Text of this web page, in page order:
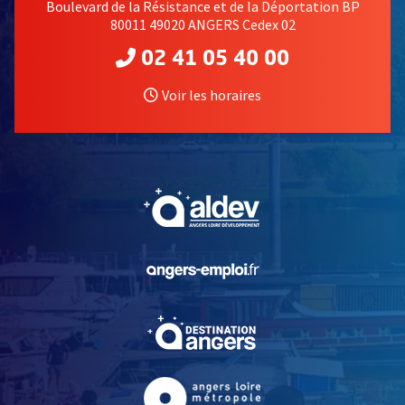
Boulevard de la Résistance et de la Déportation BP
80011 49020 ANGERS Cedex 02
02 41 05 40 00
Voir les horaires
, Ouvre une nouvelle
, Ouvre une nouvelle